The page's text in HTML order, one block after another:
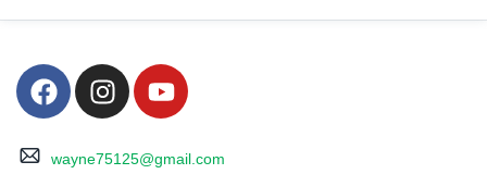
wayne75125@gmail.com